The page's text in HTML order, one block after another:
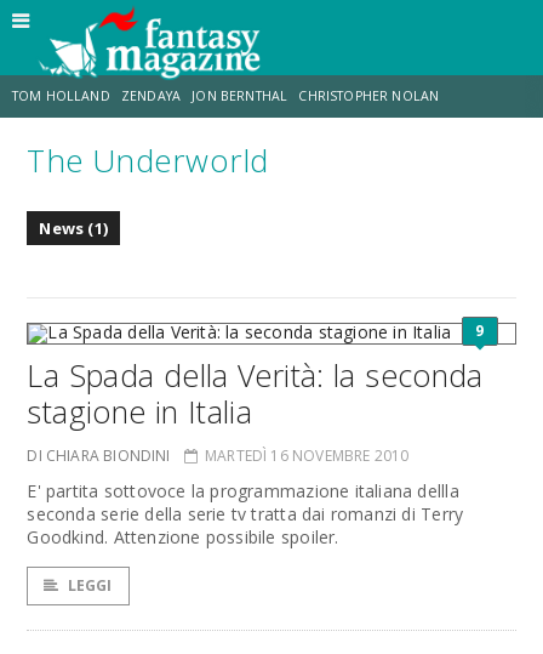
TOM HOLLAND ZENDAYA JON BERNTHAL CHRISTOPHER NOLAN
STRANIMONDI LUCCA COMICS & GAMES
The Underworld
News (1)
9
La Spada della Verità: la seconda
stagione in Italia
DI CHIARA BIONDINI MARTEDÌ 16 NOVEMBRE 2010
E' partita sottovoce la programmazione italiana dellla
seconda serie della serie tv tratta dai romanzi di Terry
Goodkind. Attenzione possibile spoiler.
LEGGI